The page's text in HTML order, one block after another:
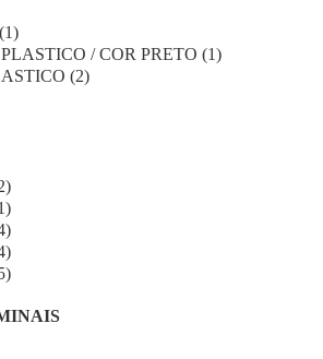
/ COR PRETO (1)
(2)